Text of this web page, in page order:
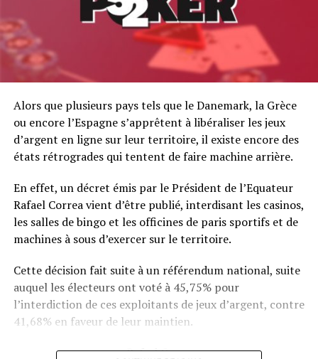
Alors que plusieurs pays tels que le Danemark, la Grèce
ou encore l’Espagne s’apprêtent à libéraliser les jeux
d’argent en ligne sur leur territoire, il existe encore des
états rétrogrades qui tentent de faire machine arrière.
En effet, un décret émis par le Président de l’Equateur
Rafael Correa vient d’être publié, interdisant les casinos,
les salles de bingo et les officines de paris sportifs et de
machines à sous d’exercer sur le territoire.
Cette décision fait suite à un référendum national, suite
auquel les électeurs ont voté à 45,75% pour
l’interdiction de ces exploitants de jeux d’argent, contre
41,68% en faveur de leur maintien.
Rafael Correa